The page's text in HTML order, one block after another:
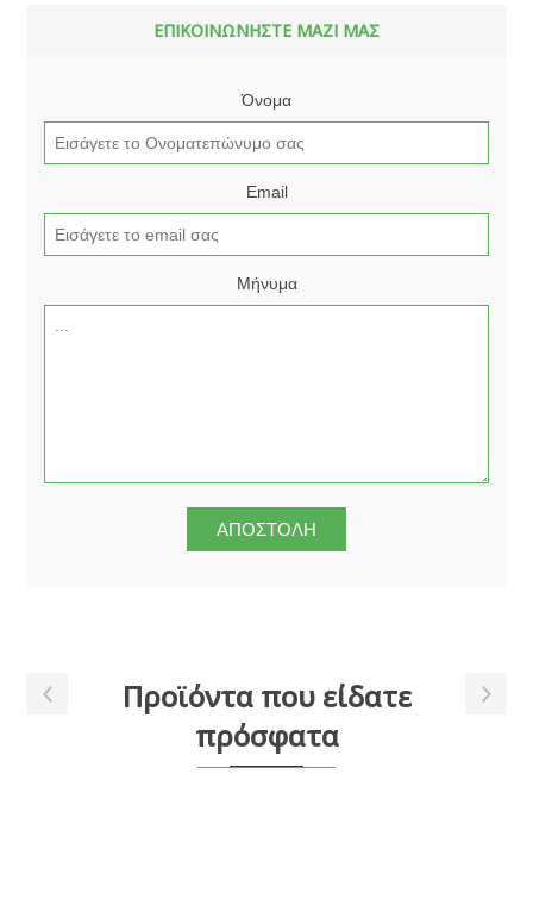
ΕΠΙΚΟΙΝΩΝΗΣΤΕ ΜΑΖΙ ΜΑΣ
Όνομα
Email
Μήνυμα
Προϊόντα που είδατε
πρόσφατα